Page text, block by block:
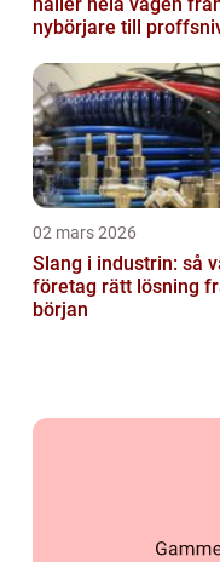
nybörjare till
02 mars 2026
Slang i industrin: så
företag rätt lösning
början